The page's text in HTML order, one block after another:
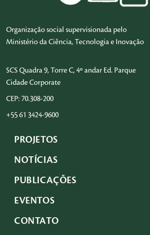
Organização social supervisionada pelo
Ministério da Ciência, Tecnologia e Inovação
SCS Quadra 9, Torre C, 4º andar Ed. Parque
Cidade Corporate
CEP: 70.308-200
+55 61 3424-9600
PROJETOS
NOTÍCIAS
PUBLICAÇÕES
EVENTOS
CONTATO